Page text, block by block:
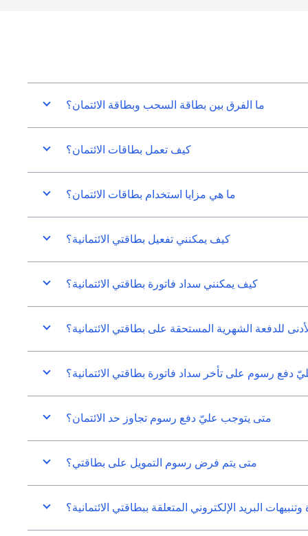
ما الفرق بين بطاقة السحب وبطاقة الائتمان؟
كيف تعمل بطاقات الائتمان؟
ما هي مزايا استخدام بطاقات الائتمان؟
كيف يمكنني تفعيل بطاقتي الائتمانية؟
كيف يمكنني سداد فاتورة بطاقتي الائتمانية؟
للدفعة الشهرية المستحقة على بطاقتي الائتمانية؟
دفع رسوم على تأخر سداد فاتورة بطاقتي الائتمانية؟
متى يتوجب عليّ دفع رسوم تجاوز حد الائتمان؟
متى يتم فرض رسوم التمويل على بطاقتي؟
البريد الإلكتروني المتعلقة ببطاقتي الائتمانية؟